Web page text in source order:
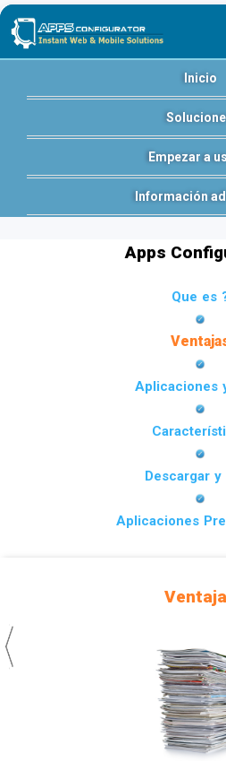
Inicio
Empezar a
Información
Apps
Que es
Aplicaciones
Descargar y
Aplicaciones